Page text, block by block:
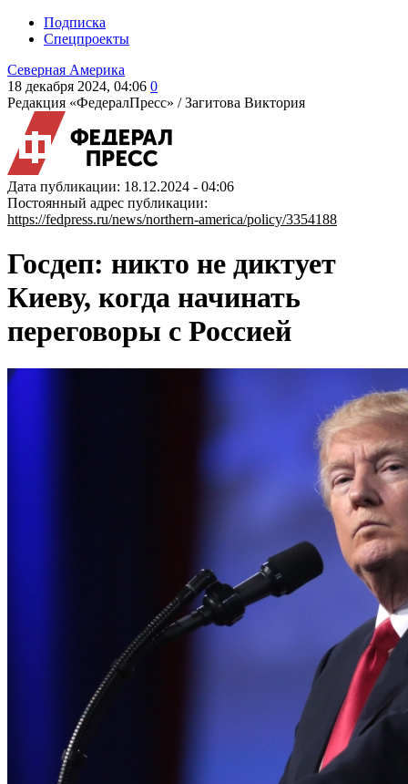
Подписка
Спецпроекты
Северная Америка
18 декабря 2024, 04:06 0
Редакция «ФедералПресс» /Загитова Виктория
Дата публикации: 18.12.2024 - 04:06
Постоянный адрес публикации:
https://fedpress.ru/news/northern-america/policy/3354188
Госдеп: никто не диктует
Киеву, когда начинать
переговоры с Россией